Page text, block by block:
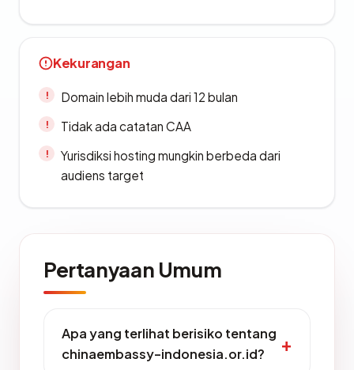
Kekurangan
Domain lebih muda dari 12 bulan
Tidak ada catatan CAA
Yurisdiksi hosting mungkin berbeda dari
audiens target
Pertanyaan Umum
Apa yang terlihat berisiko tentang
chinaembassy-indonesia.or.id?